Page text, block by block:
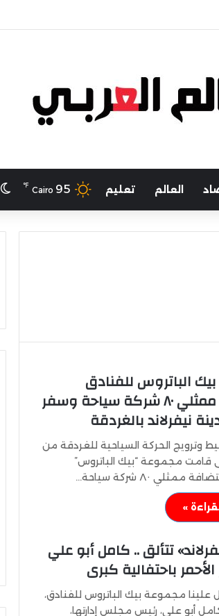
للشطرنج
العالم تعليم Cairo 95
℉
الباتروس للفنادق
تستضيف ممثلي ٨٠ شركة سياحة وسفر
نيفرلاند بالغردقة
وترويج الحركة السياحية للغردقة من
قامت مجموعة “بيك الباتروس”
٨٠ شركة سياحة…
»
تتألق .. كامل أبو علي
الأحمر باحتفالية كبرى
علينا مجموعة بيك الباتروس للفنادق،
أبو علي، رئيس مجلس إدارتها،
التعليم
إقبال
متزايد
على
تسجيل
رغبات
المرحلة
للتنسيق
الإلكتروني
التعليم العالي: إقبال متزايد على
الإلكتروني